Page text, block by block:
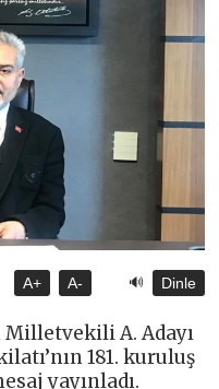
A+ A- 🔊 Dinle
Milletvekili A. Adayı
181. kuruluş
yayınladı.